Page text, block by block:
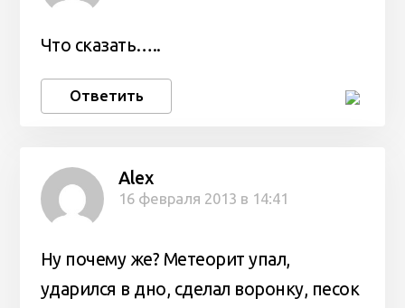
Что сказать…..
Ответить
Alex
16 февраля 2013 в 14:41
Ну почему же? Метеорит упал,
ударился в дно, сделал воронку, песок